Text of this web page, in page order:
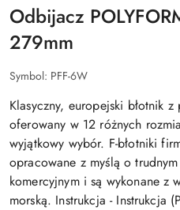
PRODUCENT
BOJEK
ODBIJACZY
MORSKICH
Odbijacz
279mm
Symbol: PFF-6W
Klasyczny, europejski błotnik
oferowany w 12 różnych
wyjątkowy wybór. F-błotniki
opracowane z myślą o
komercyjnym i są wykonane z
morską. Instrukcja - Instrukcja